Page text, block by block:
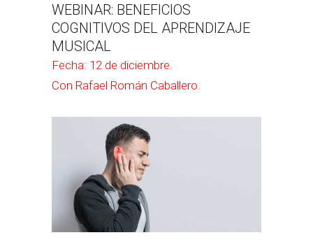
WEBINAR: BENEFICIOS
COGNITIVOS DEL APRENDIZAJE
MUSICAL
Fecha: 12 de diciembre.
Con Rafael Román Caballero.